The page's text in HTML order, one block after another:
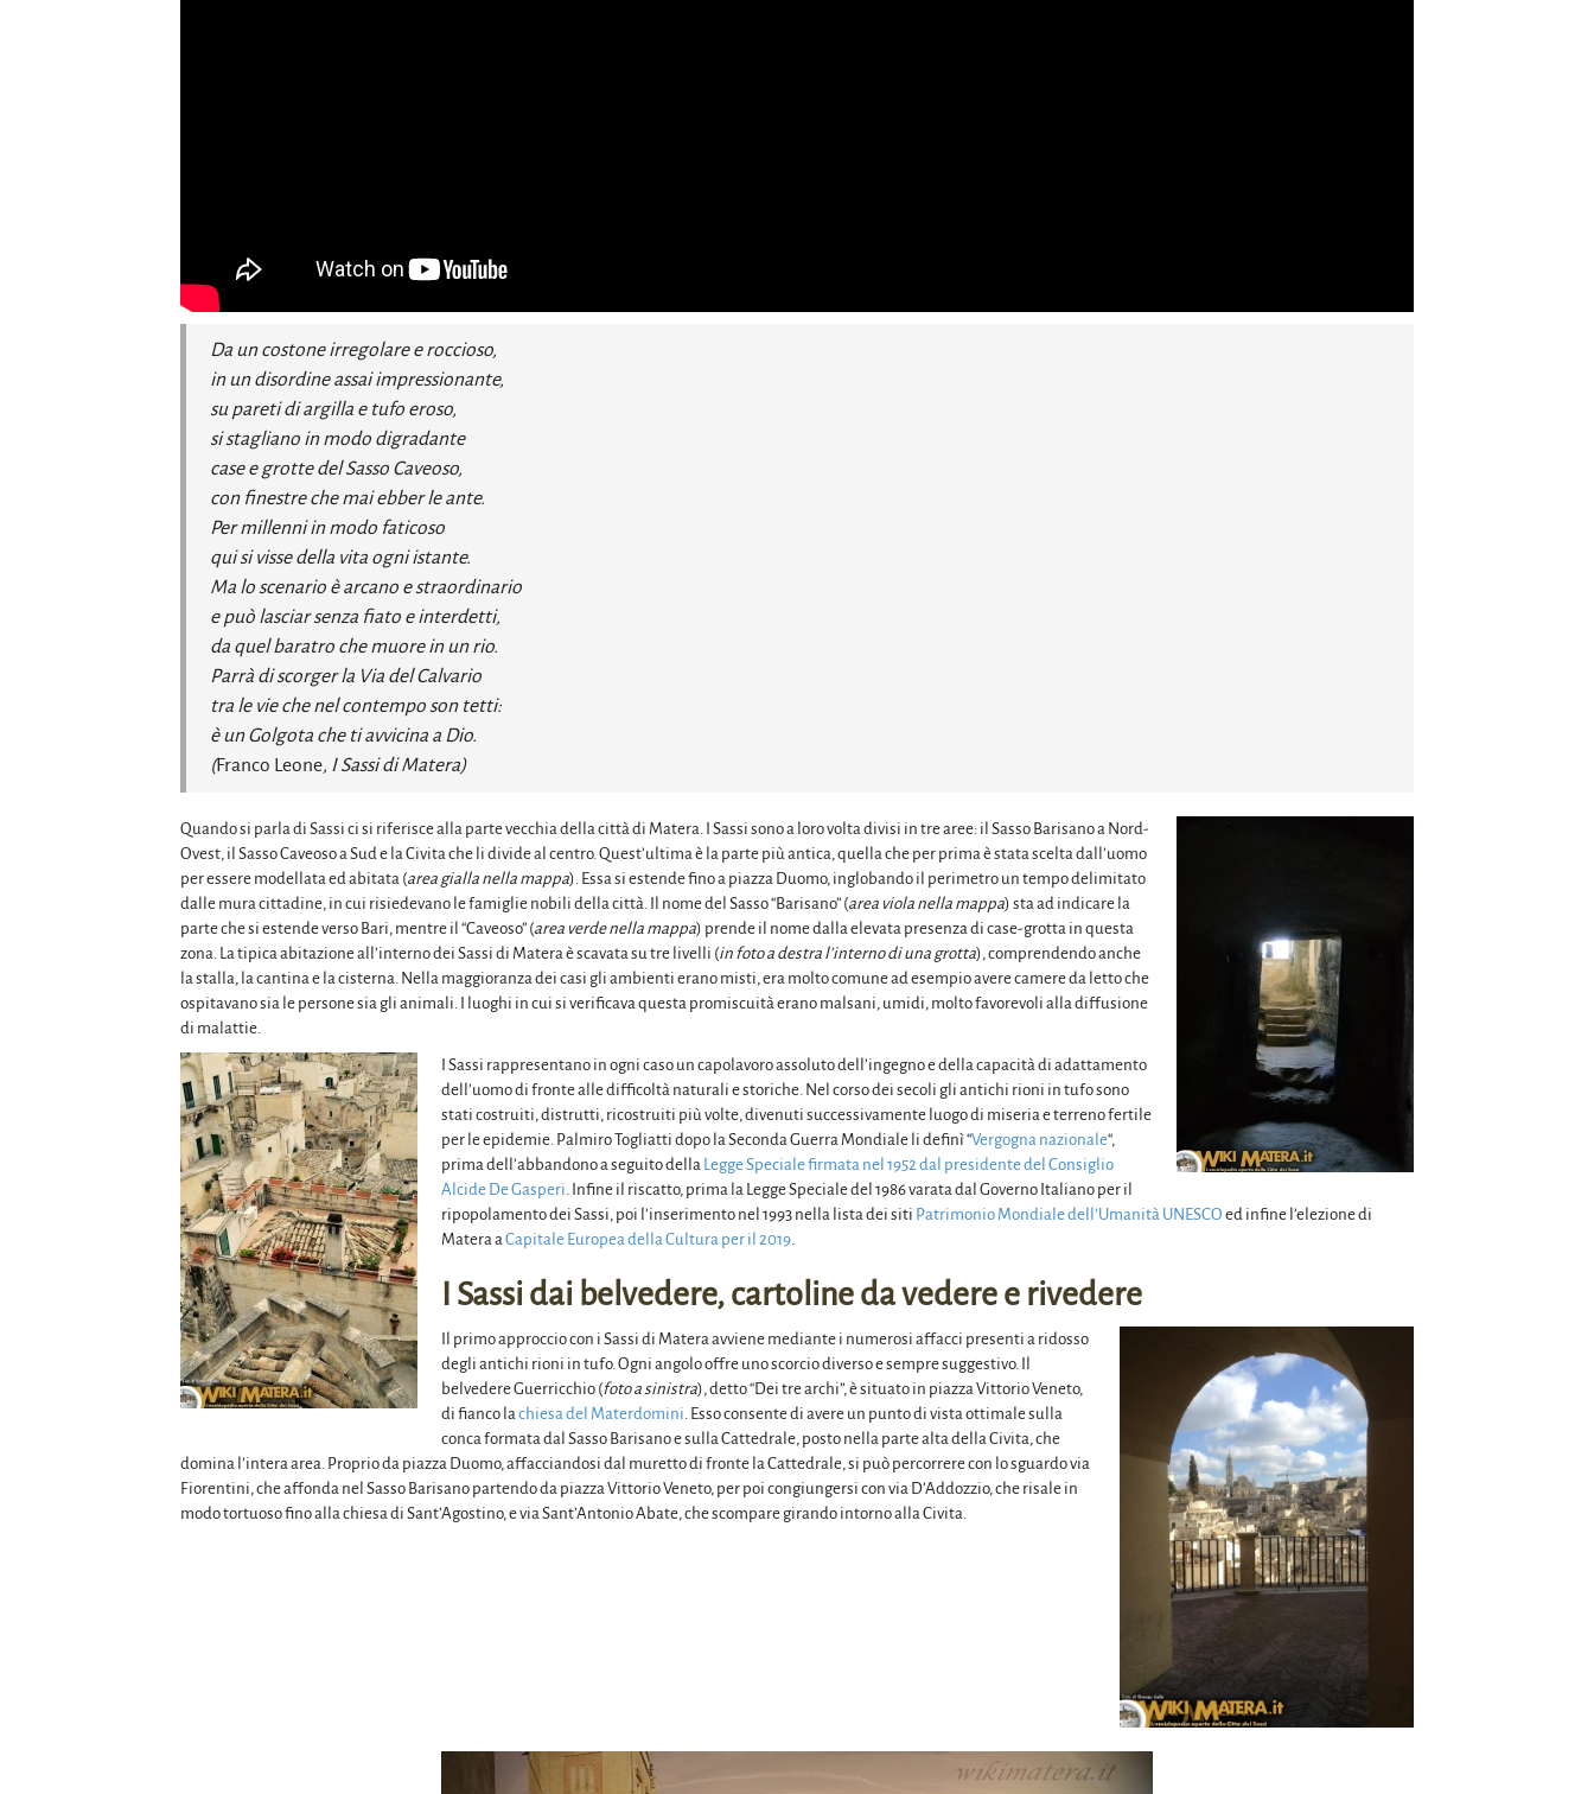
Da un costone irregolare e roccioso,
in un disordine assai impressionante,
su pareti di argilla e tufo eroso,
si stagliano in modo digradante
case e grotte del Sasso Caveoso,
con finestre che mai ebber le ante.
Per millenni in modo faticoso
qui si visse della vita ogni istante.
Ma lo scenario è arcano e straordinario
e può lasciar senza fiato e interdetti,
da quel baratro che muore in un rio.
Parrà di scorger la Via del Calvario
tra le vie che nel contempo son tetti:
è un Golgota che ti avvicina a Dio.
(Franco Leone, I Sassi di Matera)
Quando si parla di Sassi ci si riferisce alla parte vecchia della città di Matera. I Sassi sono a loro volta divisi in tre aree: il Sasso Barisano a Nord-
Ovest, il Sasso Caveoso a Sud e la Civita che li divide al centro. Quest’ultima è la parte più antica, quella che per prima è stata scelta dall’uomo
per essere modellata ed abitata (area gialla nella mappa). Essa si estende fino a piazza Duomo, inglobando il perimetro un tempo delimitato
dalle mura cittadine, in cui risiedevano le famiglie nobili della città. Il nome del Sasso “Barisano” (area viola nella mappa) sta ad indicare la
parte che si estende verso Bari, mentre il “Caveoso” (area verde nella mappa) prende il nome dalla elevata presenza di case-grotta in questa
zona. La tipica abitazione all’interno dei Sassi di Matera è scavata su tre livelli (in foto a destra l’interno di una grotta), comprendendo anche
la stalla, la cantina e la cisterna. Nella maggioranza dei casi gli ambienti erano misti, era molto comune ad esempio avere camere da letto che
ospitavano sia le persone sia gli animali. I luoghi in cui si verificava questa promiscuità erano malsani, umidi, molto favorevoli alla diffusione
di malattie.
I Sassi rappresentano in ogni caso un capolavoro assoluto dell’ingegno e della capacità di adattamento
dell’uomo di fronte alle difficoltà naturali e storiche. Nel corso dei secoli gli antichi rioni in tufo sono
stati costruiti, distrutti, ricostruiti più volte, divenuti successivamente luogo di miseria e terreno fertile
per le epidemie. Palmiro Togliatti dopo la Seconda Guerra Mondiale li definì “Vergogna nazionale“,
prima dell’abbandono a seguito della Legge Speciale firmata nel 1952 dal presidente del Consiglio
Alcide De Gasperi. Infine il riscatto, prima la Legge Speciale del 1986 varata dal Governo Italiano per il
ripopolamento dei Sassi, poi l’inserimento nel 1993 nella lista dei siti Patrimonio Mondiale dell’Umanità UNESCO ed infine l’elezione di
Matera aCapitale Europea della Cultura per il 2019.
I Sassi dai belvedere, cartoline da vedere e rivedere
Il primo approccio con i Sassi di Matera avviene mediante i numerosi affacci presenti a ridosso
degli antichi rioni in tufo. Ogni angolo offre uno scorcio diverso e sempre suggestivo. Il
belvedere Guerricchio (foto a sinistra), detto “Dei tre archi”, è situato in piazza Vittorio Veneto,
di fianco lachiesa del Materdomini. Esso consente di avere un punto di vista ottimale sulla
conca formata dal Sasso Barisano e sulla Cattedrale, posto nella parte alta della Civita, che
domina l’intera area. Proprio da piazza Duomo, affacciandosi dal muretto di fronte la Cattedrale, si può percorrere con lo sguardo via
Fiorentini, che affonda nel Sasso Barisano partendo da piazza Vittorio Veneto, per poi congiungersi con via D’Addozzio, che risale in
modo tortuoso fino alla chiesa di Sant’Agostino, e via Sant’Antonio Abate, che scompare girando intorno alla Civita.